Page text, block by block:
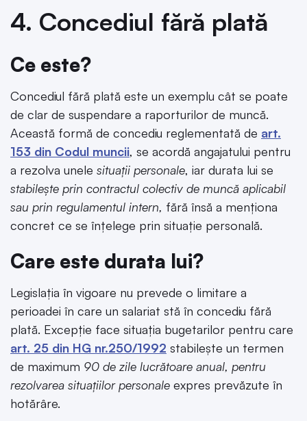
4. Concediul fără plată
Ce este?
Concediul fără plată este un exemplu cât se poate
de clar de suspendare a raporturilor de muncă.
Această formă de concediu reglementată de art.
153 din Codul muncii, se acordă angajatului pentru
a rezolva unele situații personale, iar durata lui se
stabilește prin contractul colectiv de muncă aplicabil
sau prin regulamentul intern, fără însă a menționa
concret ce se înțelege prin situație personală.
Care este durata lui?
Legislația în vigoare nu prevede o limitare a
perioadei în care un salariat stă în concediu fără
plată. Excepție face situația bugetarilor pentru care
art. 25 din HG nr.250/1992 stabilește un termen
de maximum 90 de zile lucrătoare anual, pentru
rezolvarea situațiilor personale expres prevăzute în
hotărâre.